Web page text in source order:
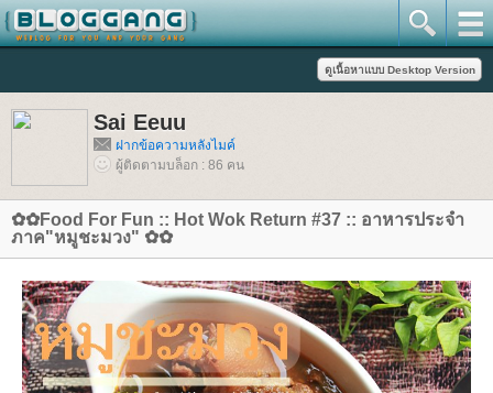
Sai Eeuu
ฝากข้อความหลังไมค์
ผู้ติดตามบล็อก : 86 คน
✿✿Food For Fun :: Hot Wok Return #37 :: อาหารประจำ
ภาค"หมูชะมวง" ✿✿